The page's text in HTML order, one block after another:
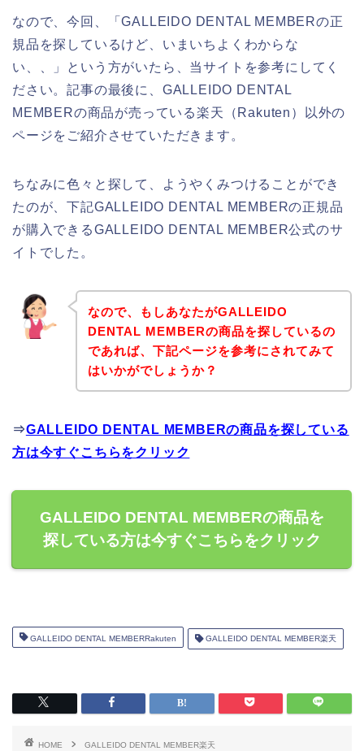
なので、今回、「GALLEIDO DENTAL MEMBERの正
規品を探しているけど、いまいちよくわからな
い、、」という方がいたら、当サイトを参考にしてく
ださい。記事の最後に、GALLEIDO DENTAL
MEMBERの商品が売っている楽天（Rakuten）以外の
ページをご紹介させていただきます。
ちなみに色々と探して、ようやくみつけることができ
たのが、下記GALLEIDO DENTAL MEMBERの正規品
が購入できるGALLEIDO DENTAL MEMBER公式のサ
イトでした。
なので、もしあなたがGALLEIDO
DENTAL MEMBERの商品を探しているの
であれば、下記ページを参考にされてみて
はいかがでしょうか？
⇒GALLEIDO DENTAL MEMBERの商品を探している
方は今すぐこちらをクリック
GALLEIDO DENTAL MEMBERの商品を
探している方は今すぐこちらをクリック
GALLEIDO DENTAL MEMBERRakuten GALLEIDO DENTAL MEMBER楽天
HOME
GALLEIDO DENTAL MEMBER楽天